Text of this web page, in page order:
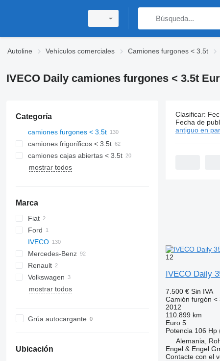
Autoline Vehículos comerciales Camiones furgones < 3.5t
IVECO Daily camiones furgones < 3.5t
Categoría
camiones furgones < 3.5t
camiones frigoríficos < 3.5t
camiones cajas abiertas < 3.5t
mostrar todos
Marca
Fiat
Ducato
Ford
Transit
IVECO
Daily
Daily 35
Daily 35C
Daily 35C13
Daily 35S
Daily 35S16
Daily 50
Daily 50C14
Daily 70
Mercedes-Benz
Actros
Sprinter
Canter
Renault
Master
Volkswagen
Crafter
mostrar todos
Grúa autocargante
Ubicación
130
Clasificar:
Fecha de
antiguo en
12
IVECO Daily
7.500 € Sin IVA
Camión furgón <
2012
110.899 km
Euro 5
Potencia 106 Hp
Alemania,
Engel & Engel
Contacte con el